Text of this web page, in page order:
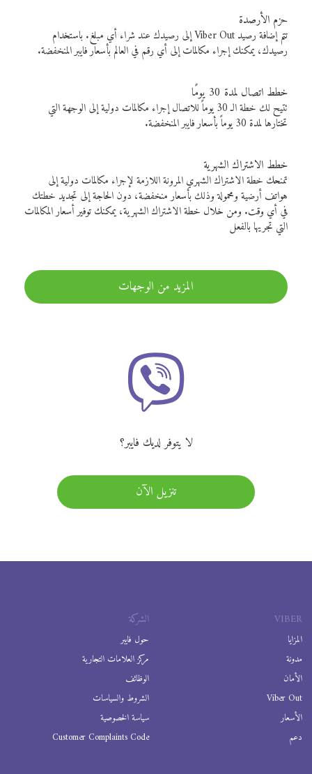
حزم الأرصدة
تتم إضافة رصيد Viber Out إلى رصيدك عند شراء أي مبلغ. باستخدام
رصيدك، يمكنك إجراء مكالمات إلى أي رقم في العالم بأسعار فايبر المنخفضة.
خطط اتصال لمدة 30 يومًا
تتيح لك خطة الـ 30 يوماً للاتصال إجراء مكالمات دولية إلى الوجهة التي
تختارها لمدة 30 يوماً بأسعار فايبر المنخفضة.
خطط الاشتراك الشهرية
تمنحك خطة الاشتراك الشهري المرونة اللازمة لإجراء مكالمات دولية إلى
هواتف أرضية ومحمولة وذلك بأسعار منخفضة، دون الحاجة إلى تجديد خطتك
في أي وقت. ومن خلال خطة الاشتراك الشهرية، يمكنك توفير أسعار المكالمات
التي تجريها بالفعل
المزيد من الوجهات
لا يتوفر لديك فايبر؟
تنزيل الآن
VIBER
المزايا
مدونة
الأمان
Viber Out
الأسعار
دعم
الشركة
حول فايبر
مركز العلامات التجارية
الوظائف
الشروط والسياسات
سياسة الخصوصية
Customer Complaints Code